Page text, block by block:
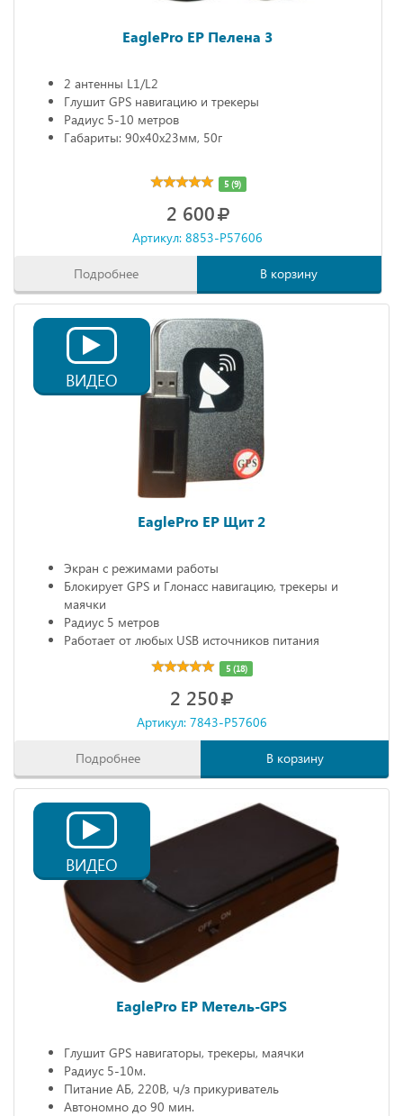
EaglePro EP Пелена 3
2 антенны L1/L2
Глушит GPS навигацию и трекеры
Радиус 5-10 метров
Габариты: 90х40х23мм, 50г
5 (9)
2 600
Артикул: 8853-P57606
Подробнее В корзину
ВИДЕО
EaglePro EP Щит 2
Экран с режимами работы
Блокирует GPS и Глонасс навигацию, трекеры и
маячки
Радиус 5 метров
Работает от любых USB источников питания
Габариты: 68х20х10 мм
5 (18)
2 250
Артикул: 7843-P57606
Подробнее В корзину
ВИДЕО
EaglePro EP Метель-GPS
Глушит GPS навигаторы, трекеры, маячки
Радиус 5-10м.
Питание АБ, 220В, ч/з прикуриватель
Автономно до 90 мин.